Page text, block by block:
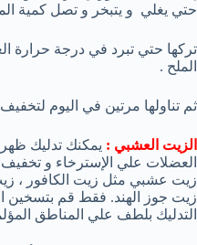
حتي يغلي و يتبخر و تصل كمية
تركها حتي تبرد في درجة حرارة
الملح .
ثم تناولها مرتين في اليوم لتخفيف
الزيت العشبي : يمكنك تدليك
العضلات علي الإسترخاء و
زيت عشبي مثل زيت الكافور ،
زيت جوز الهند. فقط قم بتسخين
التدليك بلطف علي المناطق